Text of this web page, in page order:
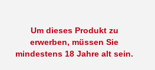
Um dieses Produkt zu
erwerben, müssen Sie
mindestens 18 Jahre alt sein.